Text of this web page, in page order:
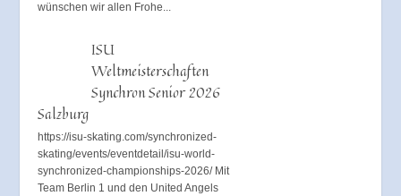
wünschen wir allen Frohe...
ISU
Weltmeisterschaften
Synchron Senior 2026
Salzburg
https://isu-skating.com/synchronized-
skating/events/eventdetail/isu-world-
synchronized-championships-2026/ Mit
Team Berlin 1 und den United Angels